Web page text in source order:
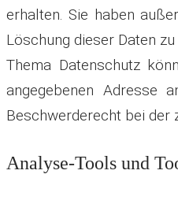
erhalten. Sie haben
Löschung dieser Daten
Thema Datenschutz
angegebenen Adresse
Beschwerderecht bei der
Analyse-Tools und